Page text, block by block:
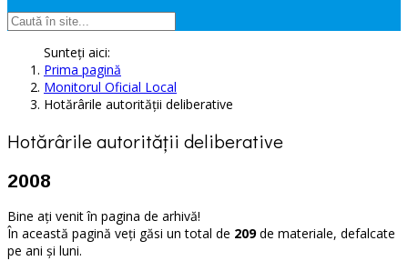
Sunteți aici:
Prima pagină
Monitorul Oficial Local
Hotărârile autorităţii deliberative
Hotărârile autorităţii deliberative
2008
Bine ați venit în pagina de arhivă!
În această pagină veți găsi un total de 209de materiale, defalcate
pe ani și luni.